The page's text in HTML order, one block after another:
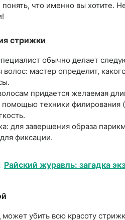
что именно вы хотите.
стрижки
обычно делает
волос: мастер определит,
придается желаемая
помощью техники
для завершения образа
фиксации.
Райский журавль: загадка
убить всю красоту